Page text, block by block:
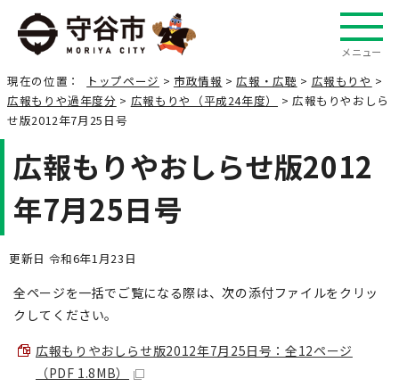
メニュー
現在の位置： トップページ > 市政情報 >広報・広聴 > 広報もりや >
広報もりや過年度分 > 広報もりや（平成24年度）
> 広報もりやおしら
せ版2012年7月25日号
広報もりやおしらせ版2012
年7月25日号
更新日 令和6年1月23日
全ページを一括でご覧になる際は、次の添付ファイルをクリッ
クしてください。
広報もりやおしらせ版2012年7月25日号：全12ページ
（PDF 1.8MB）